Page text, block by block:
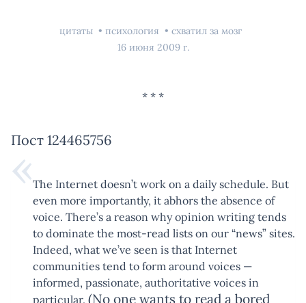
цитаты психология
схватил за мозг
16 июня 2009 г.
Пост 124465756
The Internet doesn’t work on a daily schedule. But
even more importantly, it abhors the absence of
voice. There’s a reason why opinion writing tends
to dominate the most-read lists on our “news” sites.
Indeed, what we’ve seen is that Internet
communities tend to form around voices —
informed, passionate, authoritative voices in
particular. (No one wants to read a bored